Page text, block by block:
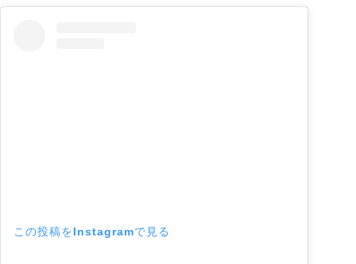
この投稿をInstagramで見る